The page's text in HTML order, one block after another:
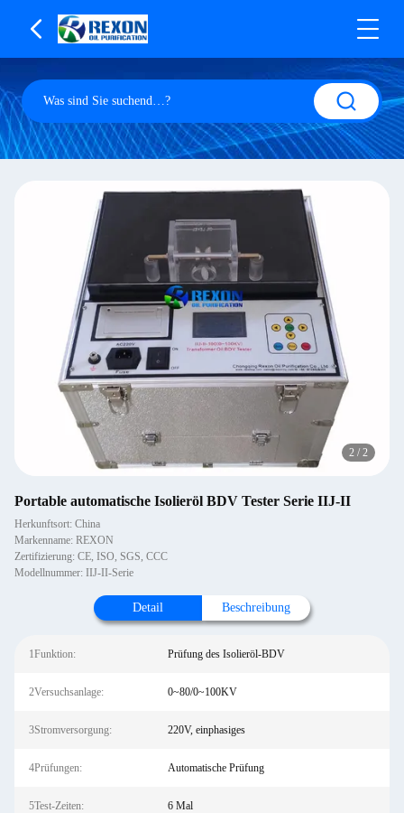
2 / 2
Portable automatische Isolieröl BDV Tester Serie IIJ-II
Herkunftsort: China
Markenname: REXON
Zertifizierung: CE, ISO, SGS, CCC
Modellnummer: IIJ-II-Serie
Detail Beschreibung
1Funktion: Prüfung des Isolieröl-BDV
2Versuchsanlage: 0~80/0~100KV
3Stromversorgung: 220V, einphasiges
4Prüfungen: Automatische Prüfung
5Test-Zeiten: 6 Mal